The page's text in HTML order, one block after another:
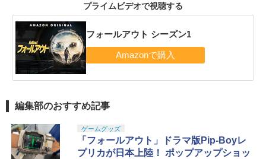
プライムビデオで視聴する
フォールアウト シーズン1
編集部のおすすめ記事
ゲームグッズ
「フォールアウト」ドラマ版Pip-Boyレ
プリカが日本上陸！ ポップアップショッ